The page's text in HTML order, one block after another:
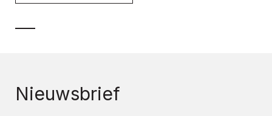
Nieuwsbrief